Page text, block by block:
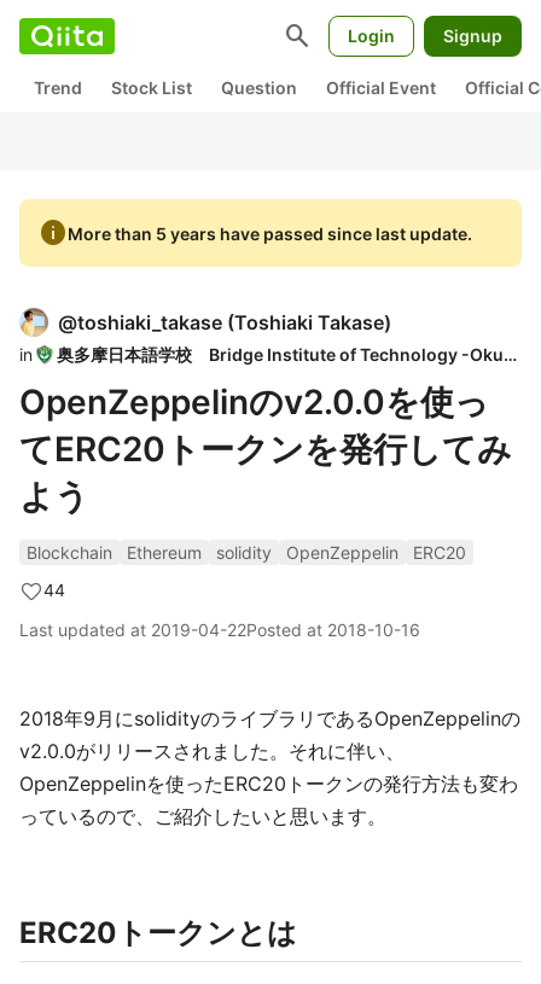
search Login Signup
Trend Stock List Question Official Event Official
infoMore than 5 years have passed since last update.
@toshiaki_takase (Toshiaki Takase)
in 奥多摩日本語学校 Bridge Institute of Technology -Okutama
OpenZeppelinのv2.0.0を使っ
てERC20トークンを発行してみ
よう
Blockchain Ethereum solidity OpenZeppelin
ERC20
44
Last updated at 2019-04-22Posted at 2018-10-16
2018年9月にsolidityのライブラリであるOpenZeppelinの
v2.0.0がリリースされました。それに伴い、
OpenZeppelinを使ったERC20トークンの発行方法も変わ
っているので、ご紹介したいと思います。
ERC20トークンとは